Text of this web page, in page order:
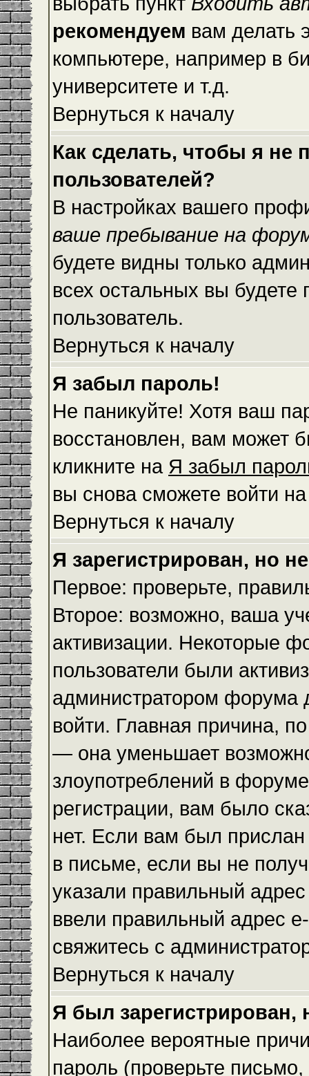
рекомендуем вам делать
компьютере, например в
университете и т.д.
Вернуться к началу
Как сделать, чтобы я не
пользователей?
В настройках вашего
ваше пребывание на
будете видны только
всех остальных вы будете
пользователь.
Вернуться к началу
Я забыл пароль!
Не паникуйте! Хотя ваш
восстановлен, вам может
кликните на Я забыл
вы снова сможете войти
Вернуться к началу
Я зарегистрирован, но
Первое: проверьте,
Второе: возможно, ваша
активизации. Некоторые
пользователи были
администратором форума
войти. Главная причина,
— она уменьшает
злоупотреблений в
регистрации, вам было
нет. Если вам был
в письме, если вы не
указали правильный
ввели правильный адрес
свяжитесь с
Вернуться к началу
Я был зарегистрирован,
Наиболее вероятные
пароль (проверьте